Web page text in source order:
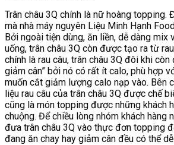
Trân châu 3Q chính là nữ hoàng topping.
mà nhà máy nguyên Liệu Minh Hạnh
Bởi ngoài tiện dùng, ăn liền, dễ dàng mix
uống, trân châu 3Q còn được tạo ra từ
chính là rau câu, trân châu 3Q đôi khi
giảm cân” bởi nó có rất ít calo, phù hợp
muốn cắt giảm lượng calo nạp vào. Bên
liệu rau câu của trân châu 3Q được chế
cũng là món topping được những khách
chuộng. Để chiều lòng nhóm khách hàng
đưa trân châu 3Q vào thực đơn topping
đang ăn chay hay giảm cân đều có thể